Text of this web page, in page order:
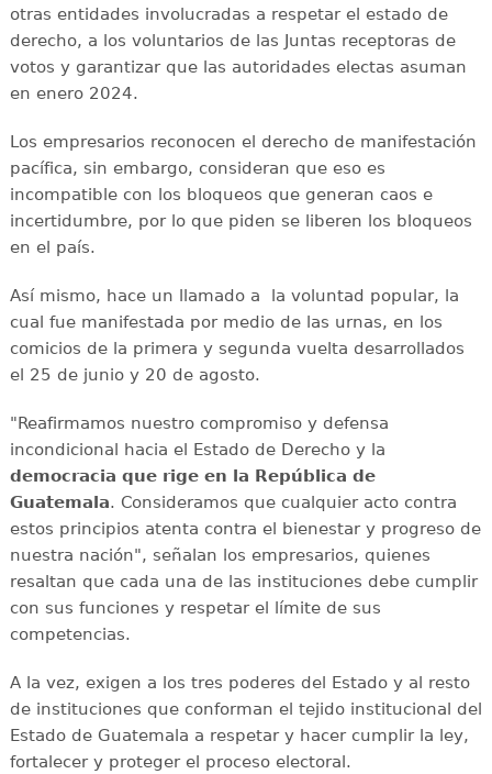
otras entidades involucradas a respetar el estado de
derecho, a los voluntarios de las Juntas receptoras de
votos y garantizar que las autoridades electas asuman
en enero 2024.
Los empresarios reconocen el derecho de manifestación
pacífica, sin embargo, consideran que eso es
incompatible con los bloqueos que generan caos e
incertidumbre, por lo que piden se liberen los bloqueos
en el país.
Así mismo, hace un llamado a la voluntad popular, la
cual fue manifestada por medio de las urnas, en los
comicios de la primera y segunda vuelta desarrollados
el 25 de junio y 20 de agosto.
"Reafirmamos nuestro compromiso y defensa
incondicional hacia el Estado de Derecho y la
democracia que rige en la República de
Guatemala. Consideramos que cualquier acto contra
estos principios atenta contra el bienestar y progreso de
nuestra nación", señalan los empresarios, quienes
resaltan que cada una de las instituciones debe cumplir
con sus funciones y respetar el límite de sus
competencias.
A la vez, exigen a los tres poderes del Estado y al resto
de instituciones que conforman el tejido institucional del
Estado de Guatemala a respetar y hacer cumplir la ley,
fortalecer y proteger el proceso electoral.